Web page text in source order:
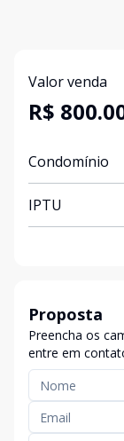
Valor venda
R$
Condomínio
IPTU
Proposta
Preencha os
entre em